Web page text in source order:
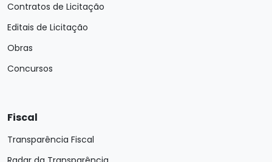
Contratos de Licitação
Editais de Licitação
Obras
Concursos
Fiscal
Transparência Fiscal